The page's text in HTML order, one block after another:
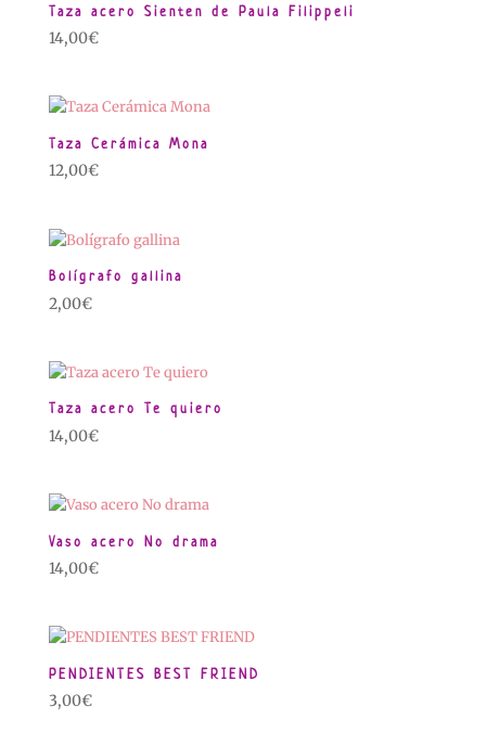
Taza acero Sienten de Paula Filippeli
14,00€
Taza Cerámica Mona
12,00€
Bolígrafo gallina
2,00€
Taza acero Te quiero
14,00€
Vaso acero No drama
14,00€
PENDIENTES BEST FRIEND
3,00€